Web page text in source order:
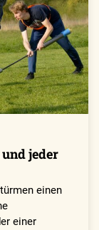
jeder
einen
einer